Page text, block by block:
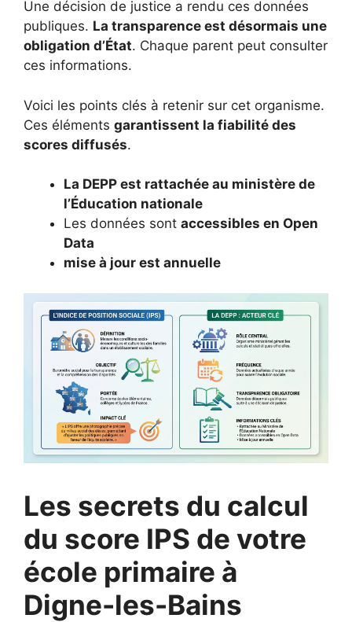
Une décision de justice a rendu ces données
publiques. La transparence est désormais une
obligation d’État. Chaque parent peut consulter
ces informations.
Voici les points clés à retenir sur cet organisme.
Ces éléments garantissent la fiabilité des
scores diffusés.
La DEPP est rattachée au ministère de
l’Éducation nationale
Les données sont accessibles en Open
Data
mise à jour est annuelle
Les secrets du calcul
du score IPS de votre
école primaire à
Digne-les-Bains